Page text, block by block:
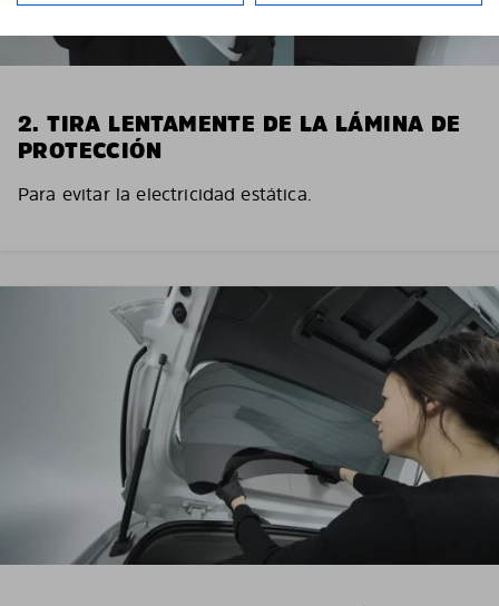
2. TIRA LENTAMENTE DE LA LÁMINA DE
PROTECCIÓN
Para evitar la electricidad estática.